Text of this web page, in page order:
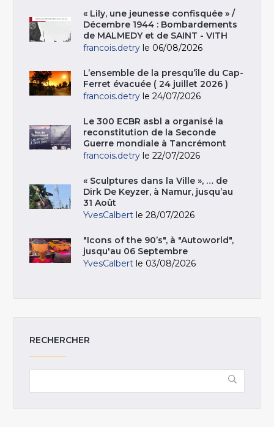
« Lily, une jeunesse confisquée » /
Décembre 1944 : Bombardements
de MALMEDY et de SAINT - VITH
francois.detry le 06/08/2026
L’ensemble de la presqu’île du Cap-
Ferret évacuée ( 24 juillet 2026 )
francois.detry le 24/07/2026
Le 300 ECBR asbl a organisé la
reconstitution de la Seconde
Guerre mondiale à Tancrémont
francois.detry le 22/07/2026
« Sculptures dans la Ville », … de
Dirk De Keyzer, à Namur, jusqu’au
31 Août
YvesCalbert le 28/07/2026
"Icons of the 90’s", à "Autoworld",
jusqu'au 06 Septembre
YvesCalbert le 03/08/2026
RECHERCHER